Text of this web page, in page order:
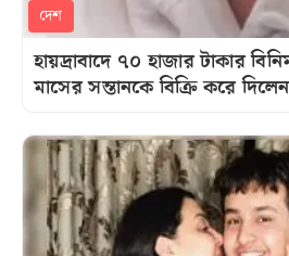
দেশ
হায়দ্রাবাদে ৭০ হাজার টাকার
মাসের সন্তানকে বিক্রি করে